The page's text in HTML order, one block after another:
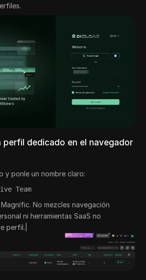
perfil dedicado en el navegador
y ponle un nombre claro:
Team
No mezcles navegación
ni herramientas SaaS no
perfil.|